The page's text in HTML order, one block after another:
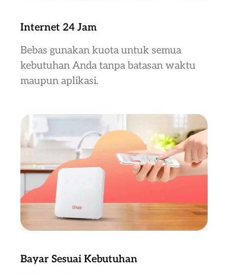
Internet 24 Jam
Bebas gunakan kuota untuk semua
kebutuhan Anda tanpa batasan waktu
maupun aplikasi.
Bayar Sesuai Kebutuhan